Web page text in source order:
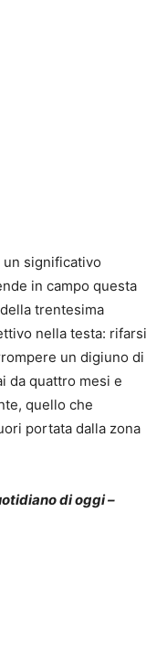
significativo
in campo questa
trentesima
nella testa: rifarsi
un digiuno di
da quattro mesi e
quello che
portata dalla zona
di oggi –